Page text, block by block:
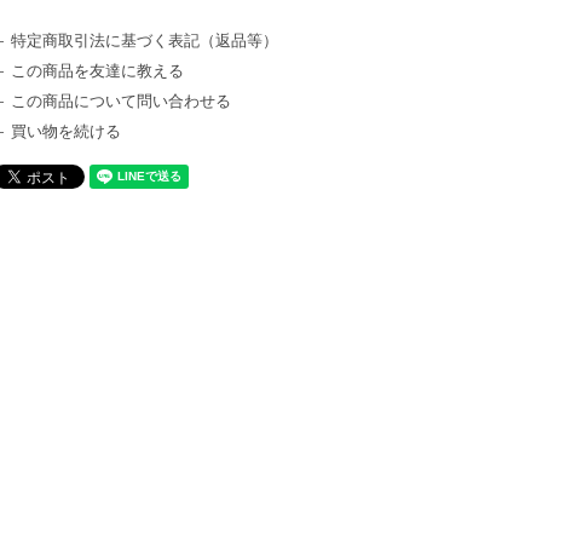
特定商取引法に基づく表記（返品等）
この商品を友達に教える
この商品について問い合わせる
買い物を続ける